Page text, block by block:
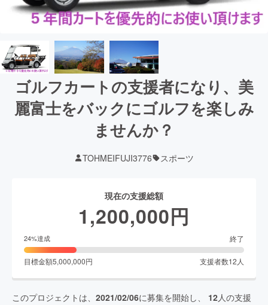
ゴルフカートの支援者になり、美
麗富士をバックにゴルフを楽しみ
ませんか？
TOHMEIFUJI3776 スポーツ
現在の支援総額
1,200,000円
24%達成 終了
目標金額5,000,000円 支援者数12 人
このプロジェクトは、 2021/02/06に募集を開始し、 12人の支援